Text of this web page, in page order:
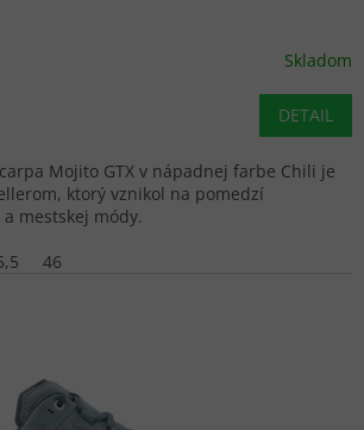
Skladom
DETAIL
Mojito GTX v nápadnej farbe Chili je
ktorý vznikol na pomedzí
mestskej módy.
46